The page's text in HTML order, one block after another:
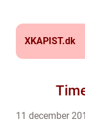
XKAPIST.dk
11 december